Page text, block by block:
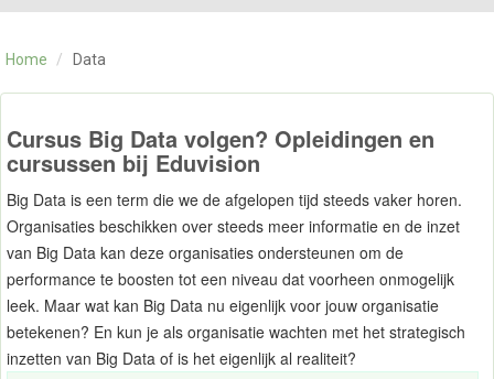
CATEGORIE
OVER ONS
CONTACT
Home / Data
Cursus Big Data volgen? Opleidingen en
cursussen bij Eduvision
Big Data is een term die we de afgelopen tijd steeds vaker horen.
Organisaties beschikken over steeds meer informatie en de inzet
van Big Data kan deze organisaties ondersteunen om de
performance te boosten tot een niveau dat voorheen onmogelijk
leek. Maar wat kan Big Data nu eigenlijk voor jouw organisatie
betekenen? En kun je als organisatie wachten met het strategisch
inzetten van Big Data of is het eigenlijk al realiteit?